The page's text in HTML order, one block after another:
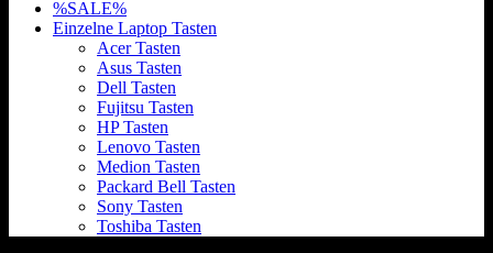
%SALE%
Einzelne Laptop Tasten
Acer Tasten
Asus Tasten
Dell Tasten
Fujitsu Tasten
HP Tasten
Lenovo Tasten
Medion Tasten
Packard Bell Tasten
Sony Tasten
Toshiba Tasten